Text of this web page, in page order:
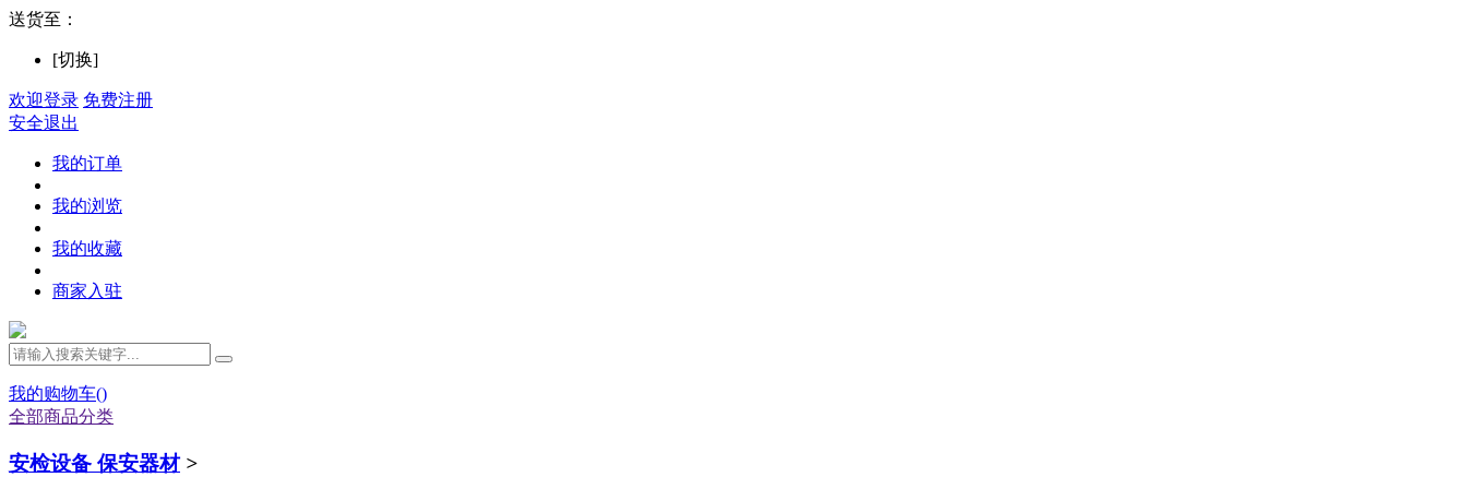
送货至：
[切换]
欢迎登录 免费注册
安全退出
我的订单
我的浏览
我的收藏
商家入驻
我的购物车()
全部商品分类
安检设备 保安器材 >